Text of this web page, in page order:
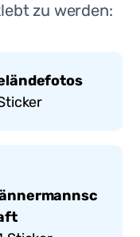
zu werden: